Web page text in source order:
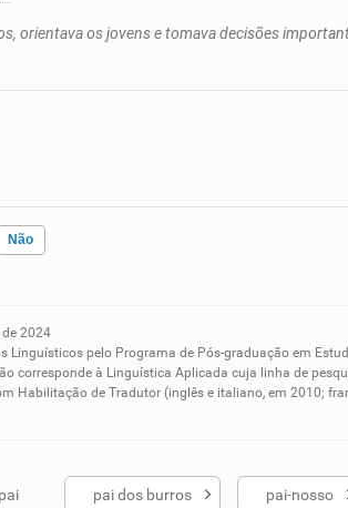
orientava os jovens e tomava decisões
Não
ajudou
2024
Linguísticos pelo Programa de Pós-graduação em
corresponde à Linguística Aplicada cuja linha de
Habilitação de Tradutor (inglês e italiano, em 2010;
pai pai dos burros pai-nosso